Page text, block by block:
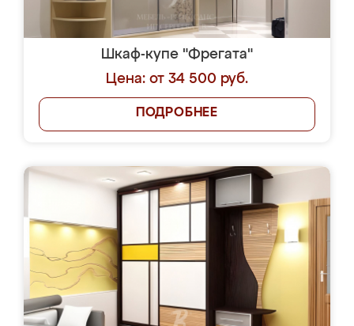
Шкаф-купе "Фрегата"
Цена: от 34 500 руб.
ПОДРОБНЕЕ